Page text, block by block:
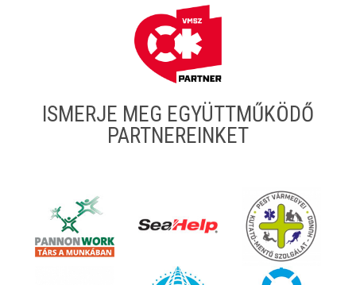
ISMERJE MEG EGYÜTTMŰKÖDŐ
PARTNEREINKET